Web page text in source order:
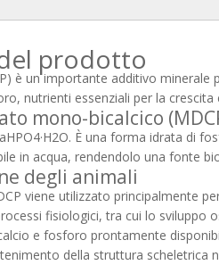
prodotto
è un importante additivo minerale
nutrienti essenziali per la
mono-bicalcico
È una forma idrata di
in acqua, rendendolo una fonte
degli animali
viene utilizzato principalmente
fisiologici, tra cui lo sviluppo
e fosforo prontamente
della struttura scheletrica